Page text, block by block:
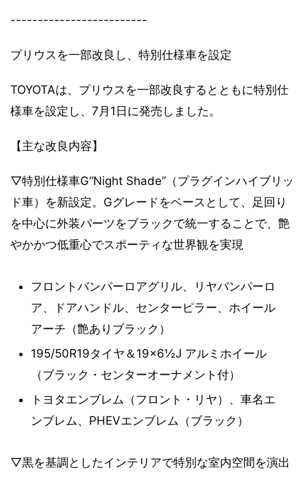
-------------------------
プリウスを一部改良し、特別仕様車を設定
TOYOTAは、プリウスを一部改良するとともに特別仕
様車を設定し、7月1日に発売しました。
【主な改良内容】
▽特別仕様車G“Night Shade”（プラグインハイブリッ
ド車）を新設定。Gグレードをベースとして、足回り
を中心に外装パーツをブラックで統一することで、艶
やかかつ低重心でスポーティな世界観を実現
フロントバンパーロアグリル、リヤバンパーロ
ア、ドアハンドル、センターピラー、ホイール
アーチ（艶ありブラック）
195/50R19タイヤ＆19×6½J アルミホイール
（ブラック・センターオーナメント付）
トヨタエンブレム（フロント・リヤ）、車名エ
ンブレム、PHEVエンブレム（ブラック）
▽黒を基調としたインテリアで特別な室内空間を演出